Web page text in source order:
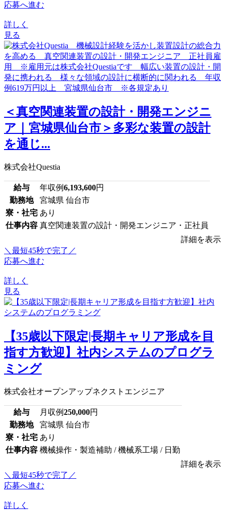
応募へ進む
詳しく
見る
＜真空関連装置の設計・開発エンジニ
ア｜宮城県仙台市＞多彩な装置の設計
を通じ...
株式会社Questia
給与 年収例6,193,600円
勤務地
宮城県 仙台市
寮・社宅 あり
仕事内容 真空関連装置の設計・開発エンジニア・正社員
詳細を表示
＼最短45秒で完了／
応募へ進む
詳しく
見る
【35歳以下限定|長期キャリア形成を目
指す方歓迎】社内システムのプログラ
ミング
株式会社オープンアップネクストエンジニア
給与 月収例250,000円
勤務地
宮城県 仙台市
寮・社宅 あり
仕事内容 機械操作・製造補助 / 機械系工場 / 日勤
詳細を表示
＼最短45秒で完了／
応募へ進む
詳しく